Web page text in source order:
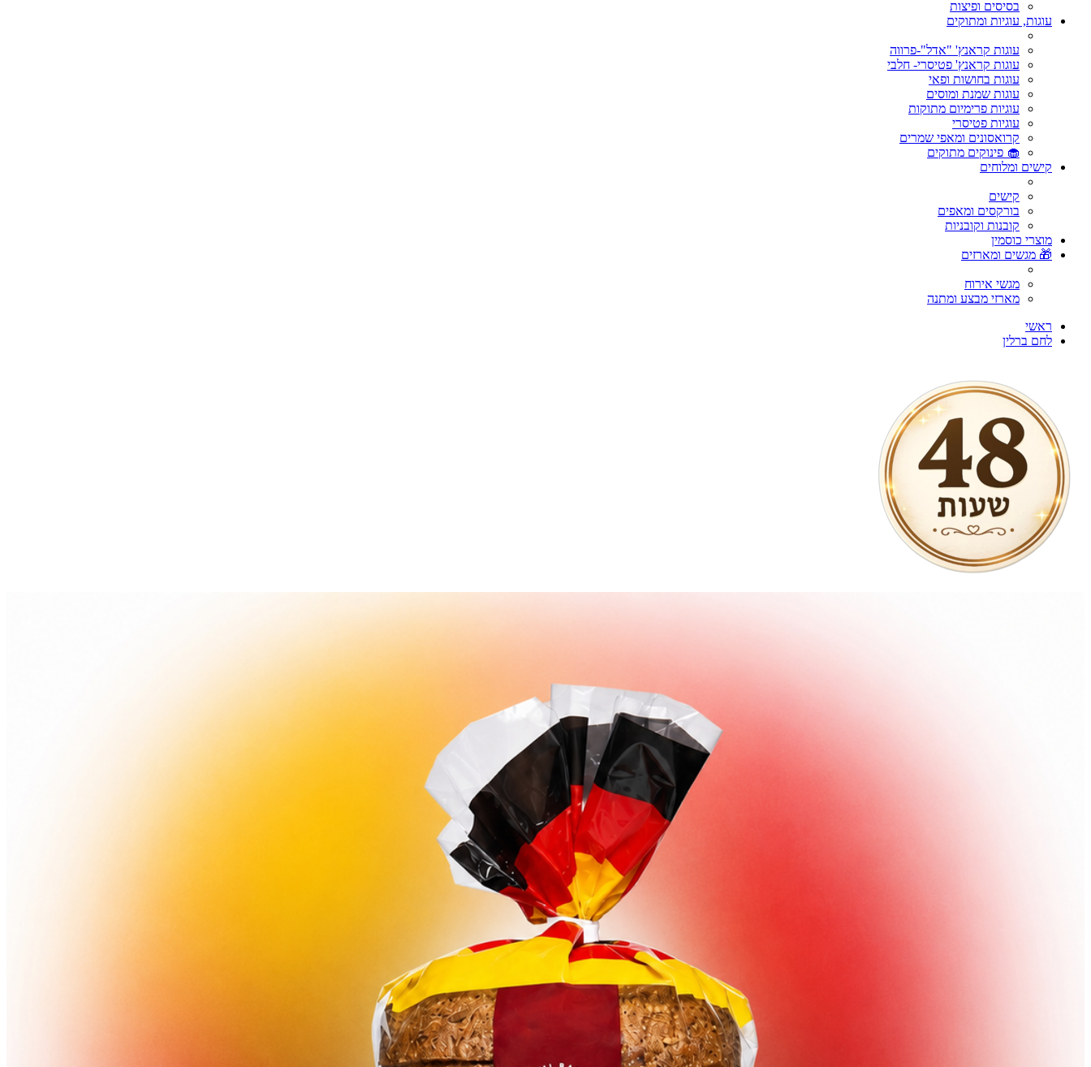
בסיסים ופיצות
עוגות, עוגיות ומתוקים
עוגות קראנץ' "אדל"-פרווה
עוגות קראנץ' פטיסרי- חלבי
עוגות בחושות ופאי
עוגות שמנת ומוסים
עוגיות פרימיום מתוקות
עוגיות פטיסרי
קרואסונים ומאפי שמרים
🧁 פינוקים מתוקים
קישים ומלוחים
קישים
בורקסים ומאפים
קובנות וקובניות
מוצרי כוסמין
🎁 מגשים ומארזים
מגשי אירוח
מארזי מבצע ומתנה
ראשי
לחם ברלין